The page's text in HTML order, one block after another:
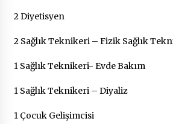
2 Diyetisyen
2 Sağlık Teknikeri – Fizik Sağlık
1 Sağlık Teknikeri- Evde Bakım
1 Sağlık Teknikeri – Diyaliz
1 Çocuk Gelişimcisi